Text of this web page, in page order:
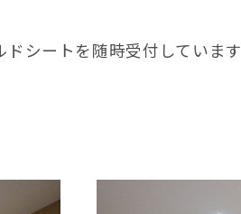
シートを随時受付しています